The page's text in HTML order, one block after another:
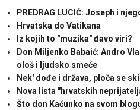
PREDRAG LUCIĆ: Joseph i
Hrvatska do Vatikana
Iz kojih to "muzika" đavo viri?
Don Miljenko Babaić: Andro
ološ i ljudsko smeće
Nek' dođe i država, ploča se
Nova lista "hrvatskih
Što don Kaćunko na svom